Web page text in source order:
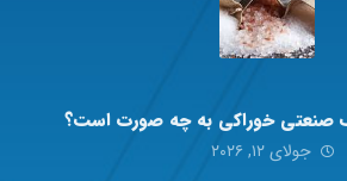
صنعتی خوراکی به چه صورت است؟
جولای ۱۲, ۲۰۲۶